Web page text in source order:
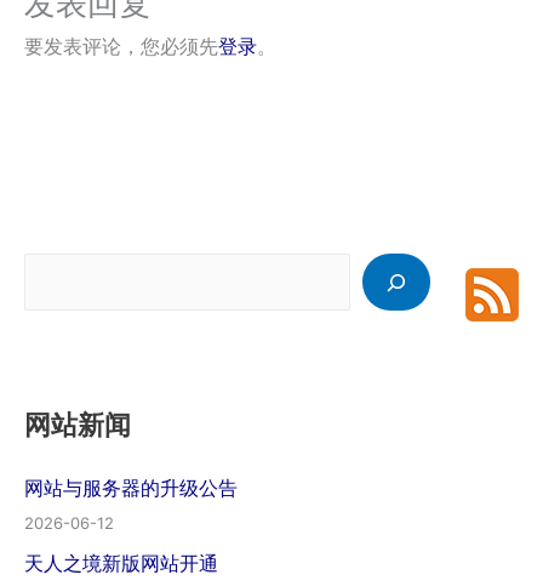
要发表评论，您必须先登录。
网站新闻
网站与服务器的升级公告
2026-06-12
天人之境新版网站开通